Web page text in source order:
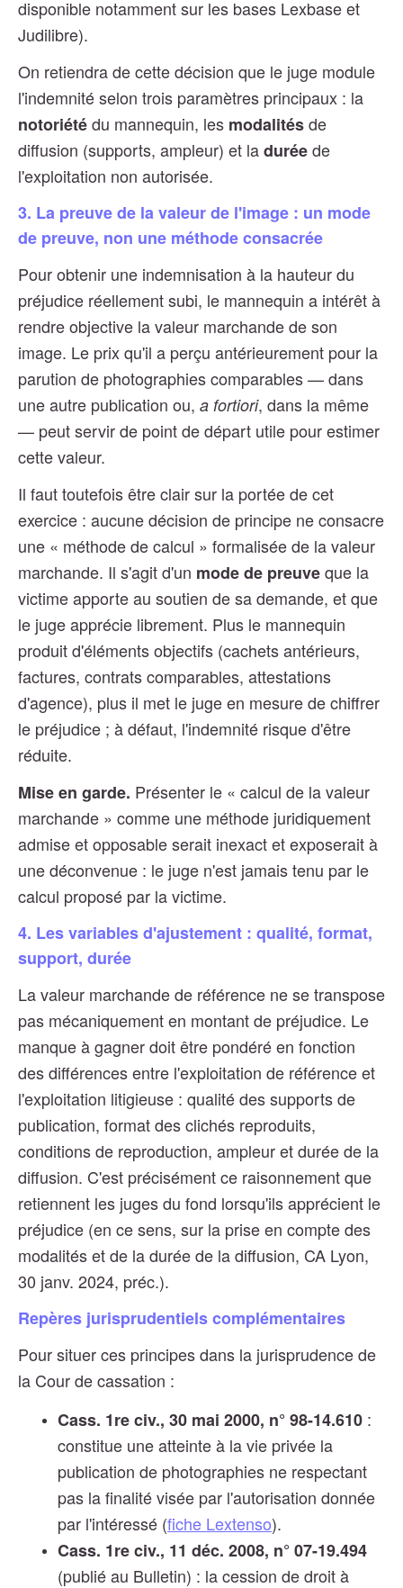
disponible notamment sur les bases Lexbase et
Judilibre).
On retiendra de cette décision que le juge module
l'indemnité selon trois paramètres principaux : la
notoriétédu mannequin, les modalitésde
diffusion (supports, ampleur) et laduréede
l'exploitation non autorisée.
3. La preuve de la valeur de l'image : un mode
de preuve, non une méthode consacrée
Pour obtenir une indemnisation à la hauteur du
préjudice réellement subi, le mannequin a intérêt à
rendre objective la valeur marchande de son
image. Le prix qu'il a perçu antérieurement pour la
parution de photographies comparables — dans
une autre publication ou, a fortiori, dans la même
— peut servir de point de départ utile pour estimer
cette valeur.
Il faut toutefois être clair sur la portée de cet
exercice : aucune décision de principe ne consacre
une « méthode de calcul » formalisée de la valeur
marchande. Il s'agit d'un mode de preuveque la
victime apporte au soutien de sa demande, et que
le juge apprécie librement. Plus le mannequin
produit d'éléments objectifs (cachets antérieurs,
factures, contrats comparables, attestations
d'agence), plus il met le juge en mesure de chiffrer
le préjudice ; à défaut, l'indemnité risque d'être
réduite.
Mise en garde. Présenter le « calcul de la valeur
marchande » comme une méthode juridiquement
admise et opposable serait inexact et exposerait à
une déconvenue : le juge n'est jamais tenu par le
calcul proposé par la victime.
4. Les variables d'ajustement : qualité, format,
support, durée
La valeur marchande de référence ne se transpose
pas mécaniquement en montant de préjudice. Le
manque à gagner doit être pondéré en fonction
des différences entre l'exploitation de référence et
l'exploitation litigieuse : qualité des supports de
publication, format des clichés reproduits,
conditions de reproduction, ampleur et durée de la
diffusion. C'est précisément ce raisonnement que
retiennent les juges du fond lorsqu'ils apprécient le
préjudice (en ce sens, sur la prise en compte des
modalités et de la durée de la diffusion, CA Lyon,
30 janv. 2024, préc.).
Repères jurisprudentiels complémentaires
Pour situer ces principes dans la jurisprudence de
la Cour de cassation :
Cass. 1re civ., 30 mai 2000, n° 98-14.610 :
constitue une atteinte à la vie privée la
publication de photographies ne respectant
pas la finalité visée par l'autorisation donnée
par l'intéressé (fiche Lextenso).
Cass. 1re civ., 11 déc. 2008, n° 07-19.494
(publié au Bulletin) : la cession de droit à